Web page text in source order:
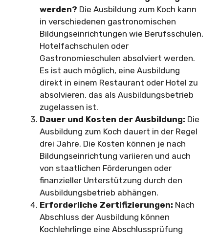
werden? Die Ausbildung zum Koch kann
in verschiedenen gastronomischen
Bildungseinrichtungen wie Berufsschulen,
Hotelfachschulen oder
Gastronomieschulen absolviert werden.
Es ist auch möglich, eine Ausbildung
direkt in einem Restaurant oder Hotel zu
absolvieren, das als Ausbildungsbetrieb
zugelassen ist.
Dauer und Kosten der Ausbildung: Die
Ausbildung zum Koch dauert in der Regel
drei Jahre. Die Kosten können je nach
Bildungseinrichtung variieren und auch
von staatlichen Förderungen oder
finanzieller Unterstützung durch den
Ausbildungsbetrieb abhängen.
Erforderliche Zertifizierungen: Nach
Abschluss der Ausbildung können
Kochlehrlinge eine Abschlussprüfung